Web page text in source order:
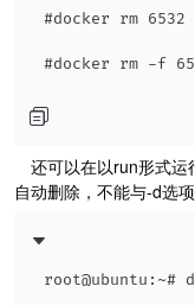
#docker rm 6532
还可以在以run形式
自动删除，不能与-d选